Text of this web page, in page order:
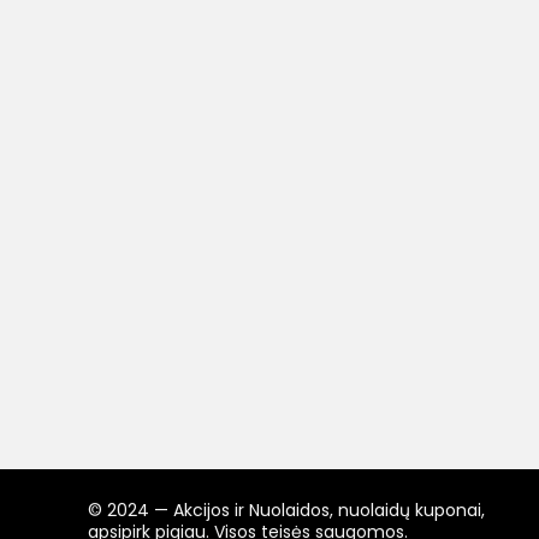
© 2024 — Akcijos ir Nuolaidos, nuolaidų kuponai,
apsipirk pigiau. Visos teisės saugomos.